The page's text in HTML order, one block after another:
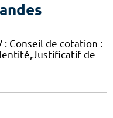
Conseil de cotation :
de